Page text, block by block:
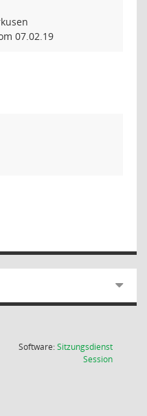
07.02.19
Software:Sitzungsdienst
Session(Wird in